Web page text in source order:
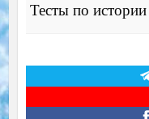
Тесты по истории